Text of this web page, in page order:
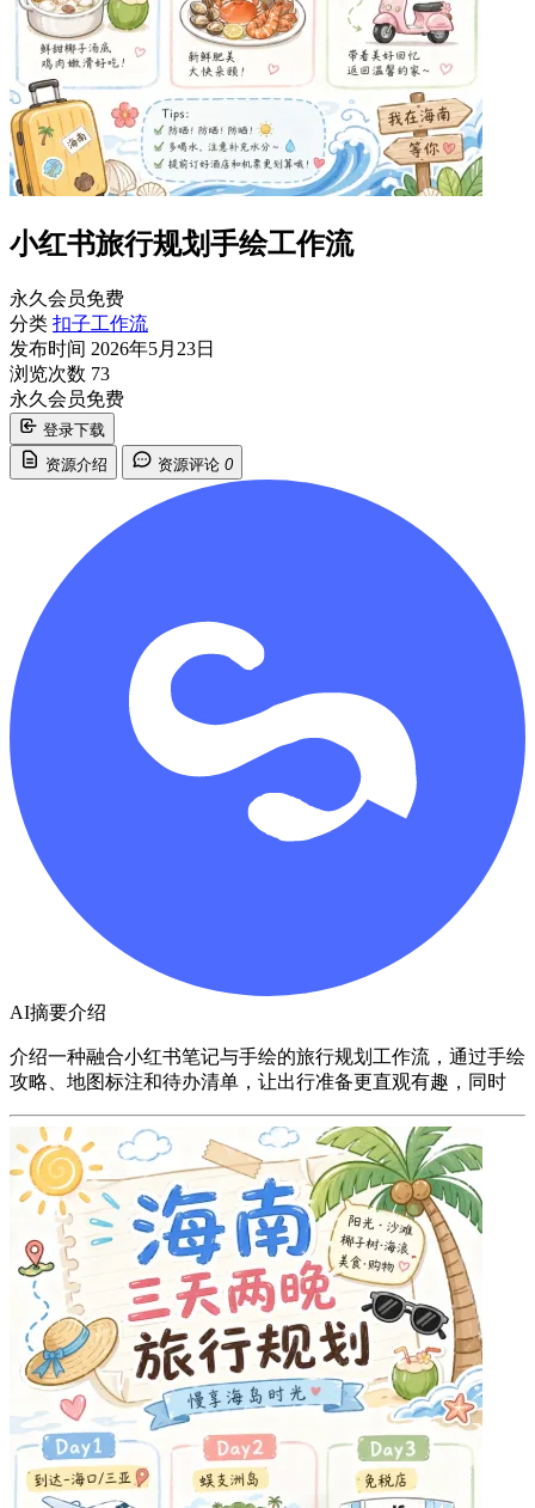
小红书旅行规划手绘工作流
永久会员免费
分类 扣子工作流
发布时间 2026年5月23日
浏览次数 73
永久会员免费
登录下载
资源介绍
资源评论 0
AI摘要介绍
介绍一种融合小红书笔记与手绘的旅行规划工作流，通过手绘
攻略、地图标注和待办清单，让出行准备更直观有趣，同时